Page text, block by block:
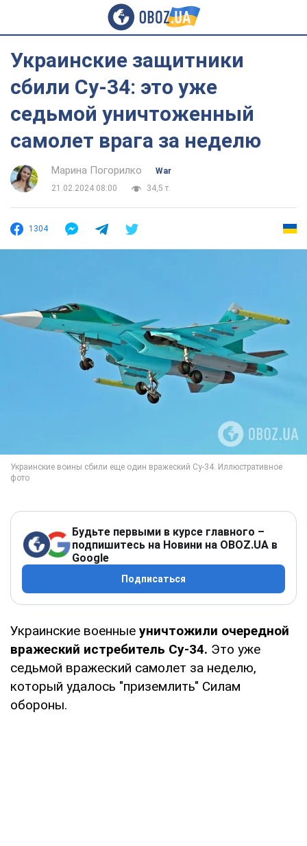
Украинские защитники
сбили Су-34: это уже
седьмой уничтоженный
самолет врага за неделю
Марина Погорилко
War
21.02.2024 08:00
34,5 т.
1304
Будьте первыми в курсе главного –
подпишитесь на Новини на OBOZ.UA в
Google
Подписаться
Украинские военные уничтожили очередной
вражеский истребитель Су-34. Это уже
седьмой вражеский самолет за неделю,
который удалось "приземлить" Силам
обороны.